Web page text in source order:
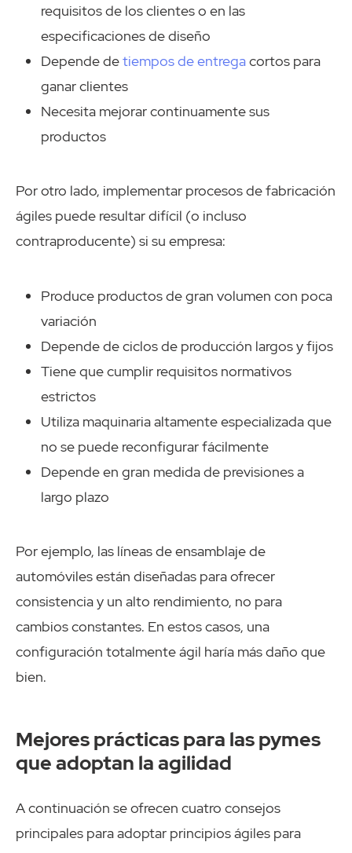
requisitos de los clientes o en las
especificaciones de diseño
Depende detiempos de entregacortos para
ganar clientes
Necesita mejorar continuamente sus
productos
Por otro lado, implementar procesos de fabricación
ágiles puede resultar difícil (o incluso
contraproducente) si su empresa:
Produce productos de gran volumen con poca
variación
Depende de ciclos de producción largos y fijos
Tiene que cumplir requisitos normativos
estrictos
Utiliza maquinaria altamente especializada que
no se puede reconfigurar fácilmente
Depende en gran medida de previsiones a
largo plazo
Por ejemplo, las líneas de ensamblaje de
automóviles están diseñadas para ofrecer
consistencia y un alto rendimiento, no para
cambios constantes. En estos casos, una
configuración totalmente ágil haría más daño que
bien.
Mejores prácticas para las pymes
que adoptan la agilidad
A continuación se ofrecen cuatro consejos
principales para adoptar principios ágiles para